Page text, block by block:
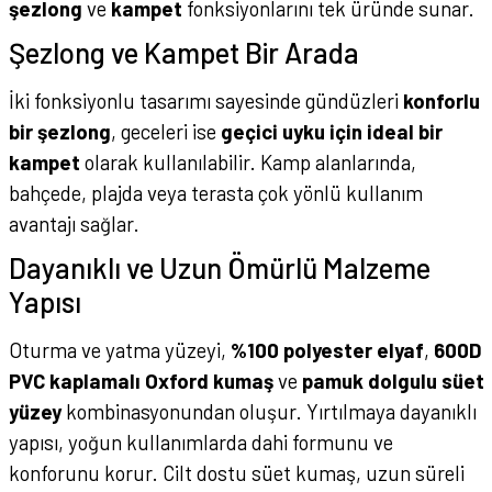
şezlong ve kampet fonksiyonlarını tek üründe sunar.
Şezlong ve Kampet Bir Arada
İki fonksiyonlu tasarımı sayesinde gündüzleri konforlu
bir şezlong, geceleri ise geçici uyku için ideal bir
kampet olarak kullanılabilir. Kamp alanlarında,
bahçede, plajda veya terasta çok yönlü kullanım
avantajı sağlar.
Dayanıklı ve Uzun Ömürlü Malzeme
Yapısı
Oturma ve yatma yüzeyi, %100 polyester elyaf, 600D
PVC kaplamalı Oxford kumaşve pamuk dolgulu süet
yüzeykombinasyonundan oluşur. Yırtılmaya dayanıklı
yapısı, yoğun kullanımlarda dahi formunu ve
konforunu korur. Cilt dostu süet kumaş, uzun süreli